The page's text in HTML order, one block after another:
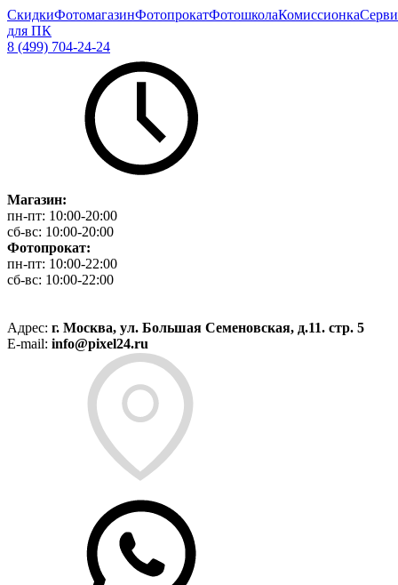
СкидкиФотомагазинФотопрокатФотошколаКомиссионка
для ПК
8 (499) 704-24-24
Магазин:
пн-пт: 10:00-20:00
сб-вс: 10:00-20:00
Фотопрокат:
пн-пт: 10:00-22:00
сб-вс: 10:00-22:00
Адрес: г. Москва, ул. Большая Семеновская, д.11. стр. 5
E-mail: info@pixel24.ru